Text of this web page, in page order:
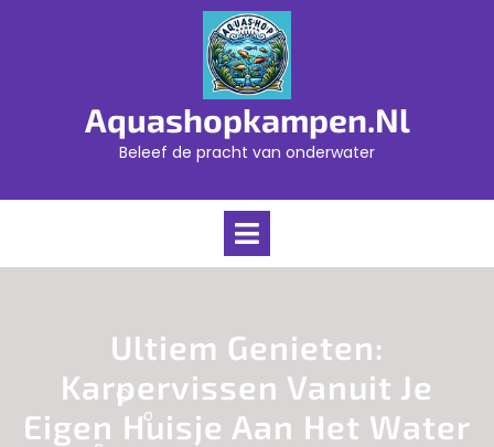
Aquashopkampen.nl
Beleef de pracht van onderwater
Open
Ultiem Genieten:
Karpervissen Vanuit Je
Eigen Huisje Aan Het Water